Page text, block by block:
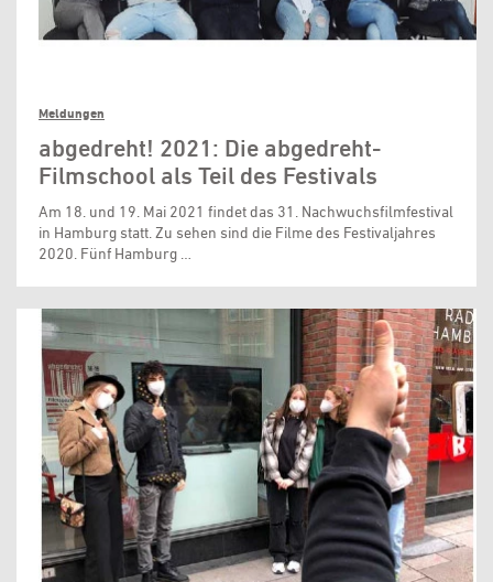
Meldungen
abgedreht! 2021: Die abgedreht-
Filmschool als Teil des Festivals
Am 18. und 19. Mai 2021 findet das 31. Nachwuchsfilmfestival
in Hamburg statt. Zu sehen sind die Filme des Festivaljahres
2020. Fünf Hamburg …